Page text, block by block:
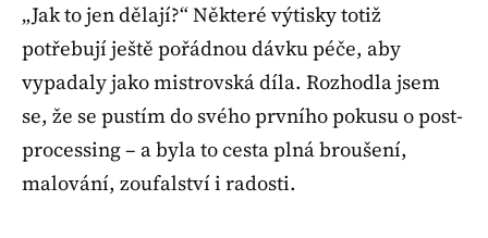
„Jak to jen dělají?“ Některé výtisky totiž
potřebují ještě pořádnou dávku péče, aby
vypadaly jako mistrovská díla. Rozhodla jsem
se, že se pustím do svého prvního pokusu o post-
processing – a byla to cesta plná broušení,
malování, zoufalství i radosti.